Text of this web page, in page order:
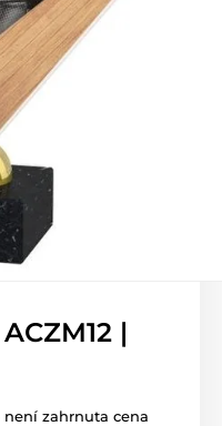
|
zahrnuta cena